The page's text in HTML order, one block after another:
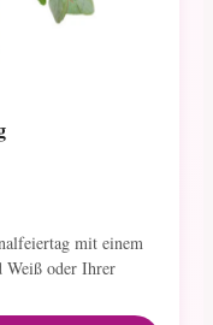
mit einem
Weiß oder Ihrer